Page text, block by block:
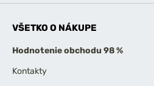
VŠETKO O NÁKUPE
Hodnotenie obchodu 98 %
Kontakty